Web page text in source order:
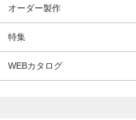
オーダー製作
特集
WEBカタログ